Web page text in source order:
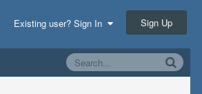
Existing user? Sign In Sign Up